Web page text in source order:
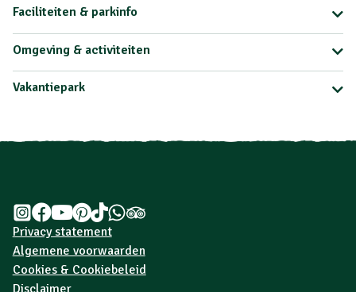
Faciliteiten & parkinfo
Omgeving & activiteiten
Vakantiepark
Privacy statement
Algemene voorwaarden
Cookies & Cookiebeleid